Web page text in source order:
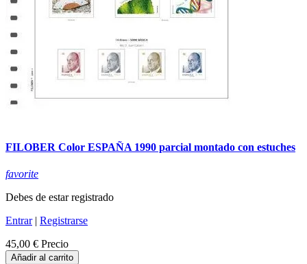
FILOBER Color ESPAÑA 1990 parcial montado con estuches
favorite
Debes de estar registrado
Entrar| Registrarse
45,00 € Precio
Añadir al carrito